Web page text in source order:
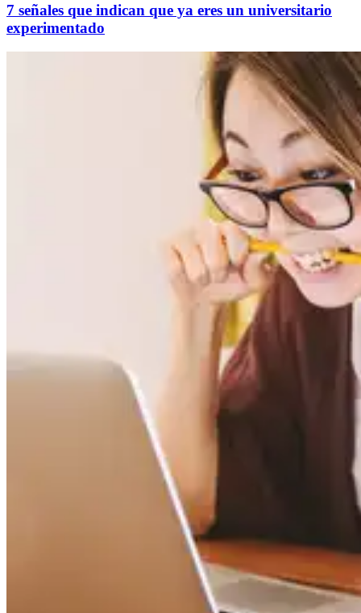
7 señales que indican que ya eres un universitario
experimentado